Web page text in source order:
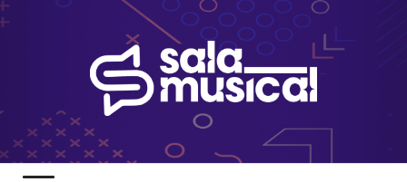
Skip
to